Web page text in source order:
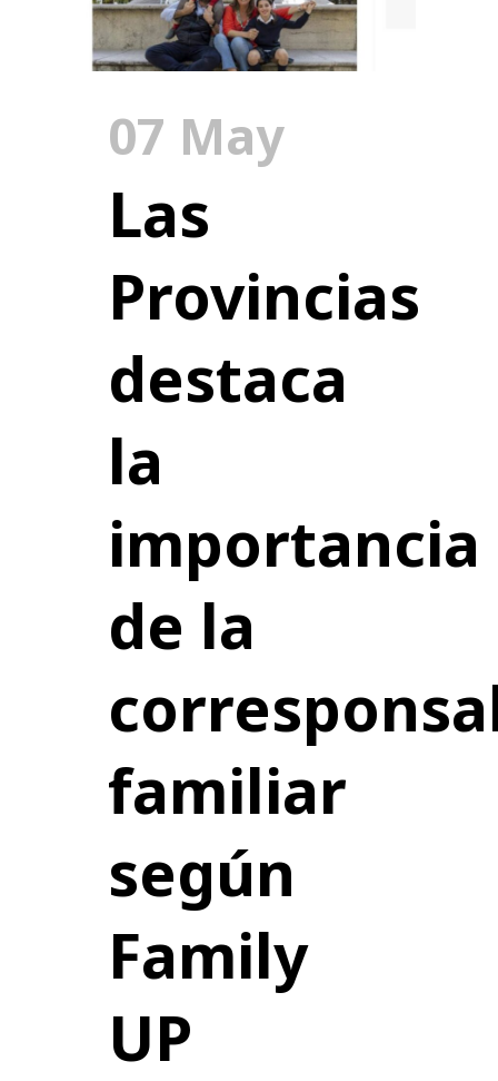
07 May
Las
Provincias
destaca
la
importancia
de la
familiar
según
Family
UP